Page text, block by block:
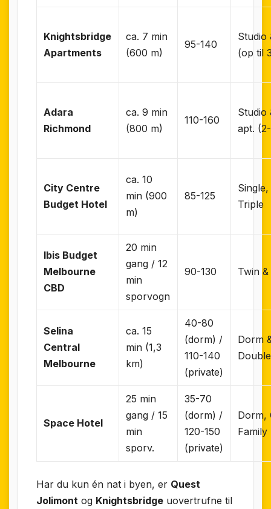
Knightsbridge
Apartments
ca. 7 min
(600 m)
95-140
Studio
(op til
Adara
Richmond
ca. 9 min
(800 m)
110-160
Studio
apt.
City Centre
Budget Hotel
ca. 10
min (900
m)
85-125
Triple
Ibis Budget
Melbourne
CBD
20 min
gang / 12
min
sporvogn
90-130 Twin
Selina
Central
Melbourne
ca. 15
min (1,3
km)
40-80
(dorm) /
110-140
(private)
Dorm
Double
Space Hotel
25 min
gang / 15
min
sporv.
35-70
(dorm) /
120-150
(private)
Dorm,
Har du kun én nat i byen, er Quest
Jolimont og Knightsbridge uovertrufne til